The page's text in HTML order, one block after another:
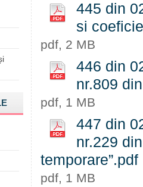
445 din
si
pdf, 2 MB
446 din
nr.809
pdf, 1 MB
447 din
nr.229
temporare”.pdf
pdf, 1 MB